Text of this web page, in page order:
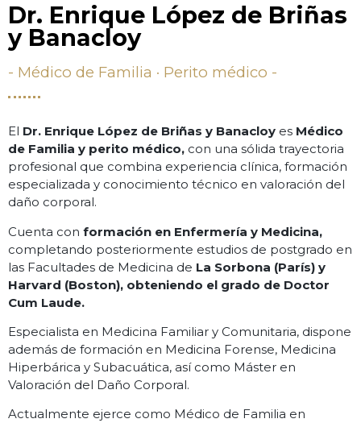
Dr. Enrique López de Briñas
y Banacloy
- Médico de Familia · Perito médico -
El Dr. Enrique López de Briñas y Banacloy es Médico
de Familia y perito médico, con una sólida trayectoria
profesional que combina experiencia clínica, formación
especializada y conocimiento técnico en valoración del
daño corporal.
Cuenta con formación en Enfermería y Medicina,
completando posteriormente estudios de postgrado en
las Facultades de Medicina de La Sorbona (París) y
Harvard (Boston), obteniendo el grado de Doctor
Cum Laude.
Especialista en Medicina Familiar y Comunitaria, dispone
además de formación en Medicina Forense, Medicina
Hiperbárica y Subacuática, así como Máster en
Valoración del Daño Corporal.
Actualmente ejerce como Médico de Familia en